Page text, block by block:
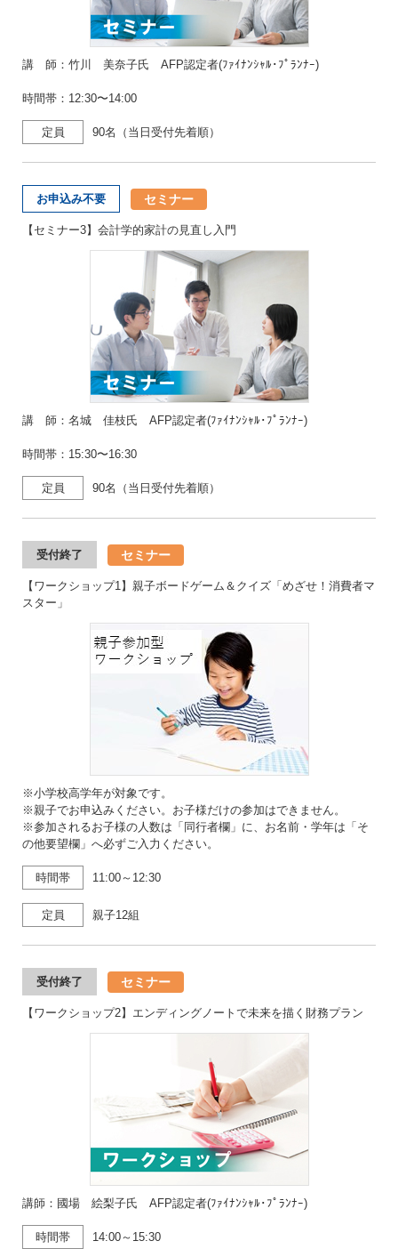
講 師：竹川 美奈子氏 AFP認定者(ﾌｧｲﾅﾝｼｬﾙ･ﾌﾟﾗﾝﾅｰ)
時間帯：12:30〜14:00
定員 90名（当日受付先着順）
お申込み不要 セミナー
【セミナー3】会計学的家計の見直し入門
講 師：名城 佳枝氏 AFP認定者(ﾌｧｲﾅﾝｼｬﾙ･ﾌﾟﾗﾝﾅｰ)
時間帯：15:30〜16:30
定員 90名（当日受付先着順）
受付終了 セミナー
【ワークショップ1】親子ボードゲーム＆クイズ「めざせ！消費者マ
スター」
※小学校高学年が対象です。
※親子でお申込みください。お子様だけの参加はできません。
※参加されるお子様の人数は「同行者欄」に、お名前・学年は「そ
の他要望欄」へ必ずご入力ください。
時間帯 11:00～12:30
定員 親子12組
受付終了 セミナー
【ワークショップ2】エンディングノートで未来を描く財務プラン
講師：國場 絵梨子氏 AFP認定者(ﾌｧｲﾅﾝｼｬﾙ･ﾌﾟﾗﾝﾅｰ)
時間帯 14:00～15:30